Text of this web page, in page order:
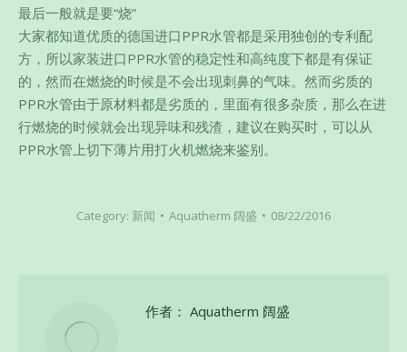
最后一般就是要“烧”
大家都知道优质的德国进口PPR水管都是采用独创的专利配
方，所以家装进口PPR水管的稳定性和高纯度下都是有保证
的，然而在燃烧的时候是不会出现刺鼻的气味。然而劣质的
PPR水管由于原材料都是劣质的，里面有很多杂质，那么在进
行燃烧的时候就会出现异味和残渣，建议在购买时，可以从
PPR水管上切下薄片用打火机燃烧来鉴别。
Category: 新闻 Aquatherm 阔盛 08/22/2016
作者： Aquatherm 阔盛